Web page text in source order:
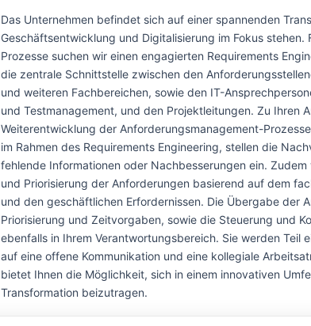
Das Unternehmen befindet sich auf einer spannenden
Geschäftsentwicklung und Digitalisierung im Fokus stehen.
Prozesse suchen wir einen engagierten Requirements
die zentrale Schnittstelle zwischen den
und weiteren Fachbereichen, sowie den IT-
und Testmanagement, und den Projektleitungen. Zu Ihren
Weiterentwicklung der Anforderungsmanagement-
im Rahmen des Requirements Engineering, stellen die
fehlende Informationen oder Nachbesserungen ein.
und Priorisierung der Anforderungen basierend auf dem
und den geschäftlichen Erfordernissen. Die Übergabe der
Priorisierung und Zeitvorgaben, sowie die Steuerung und
ebenfalls in Ihrem Verantwortungsbereich. Sie werden Teil
auf eine offene Kommunikation und eine kollegiale
bietet Ihnen die Möglichkeit, sich in einem innovativen
Transformation beizutragen.